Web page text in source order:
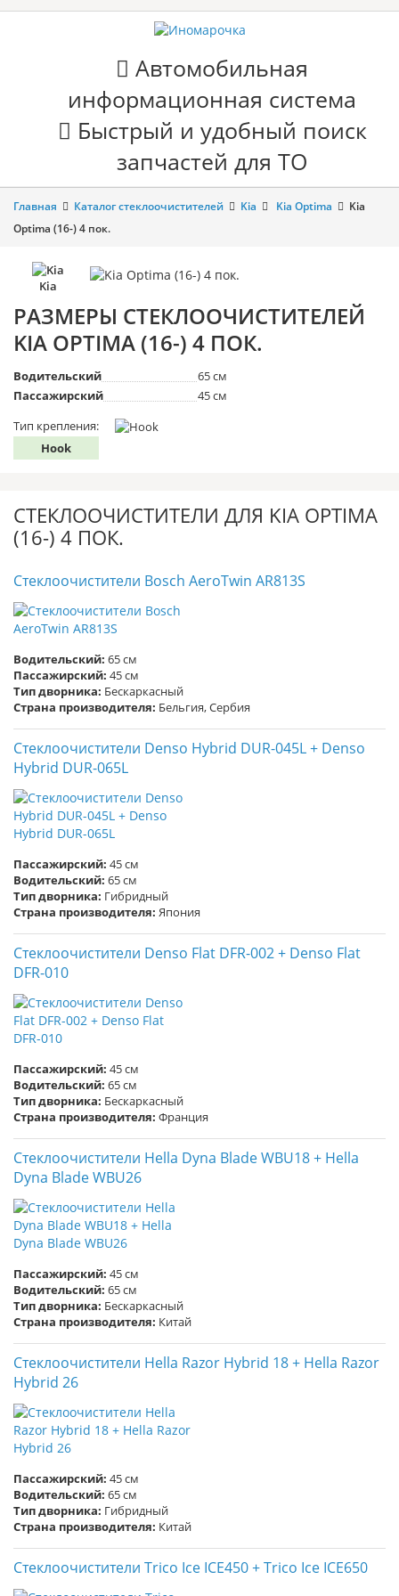
Автомобильная
информационная система
Быстрый и удобный поиск
запчастей для ТО
Главная Каталог стеклоочистителей Kia Kia Optima
Kia
Optima (16-) 4 пок.
Kia
РАЗМЕРЫ СТЕКЛООЧИСТИТЕЛЕЙ
KIA OPTIMA (16-) 4 ПОК.
Водительский
65 см
Пассажирский
45 см
Тип крепления:
Hook
СТЕКЛООЧИСТИТЕЛИ ДЛЯ KIA OPTIMA
(16-) 4 ПОК.
Стеклоочистители Bosch AeroTwin AR813S
Водительский: 65 см
Пассажирский: 45 см
Тип дворника: Бескаркасный
Страна производителя: Бельгия, Сербия
Стеклоочистители Denso Hybrid DUR-045L + Denso
Hybrid DUR-065L
Пассажирский: 45 см
Водительский: 65 см
Тип дворника: Гибридный
Страна производителя: Япония
Стеклоочистители Denso Flat DFR-002 + Denso Flat
DFR-010
Пассажирский: 45 см
Водительский: 65 см
Тип дворника: Бескаркасный
Страна производителя: Франция
Стеклоочистители Hella Dyna Blade WBU18 + Hella
Dyna Blade WBU26
Пассажирский: 45 см
Водительский: 65 см
Тип дворника: Бескаркасный
Страна производителя: Китай
Стеклоочистители Hella Razor Hybrid 18 + Hella Razor
Hybrid 26
Пассажирский: 45 см
Водительский: 65 см
Тип дворника: Гибридный
Страна производителя: Китай
Стеклоочистители Trico Ice ICE450 + Trico Ice ICE650